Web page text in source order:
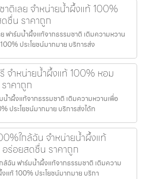
ติเลย จำหน่ายน้ำผึ้งแท้ 100%
ชื่น ราคาถูก
ฟาร์มน้ำผึ้งแท้จากธรรมชาติ เติมความหวาน
ประโยชน์มากมาย บริการส่ง
จำหน่ายน้ำผึ้งแท้ 100% หอม
าคาถูก
ำผึ้งแท้จากธรรมชาติ เติมความหวานเพื่อ
ประโยชน์มากมาย บริการส่งได้ท
ใกล้ฉัน จำหน่ายน้ำผึ้งแท้
ร่อยสดชื่น ราคาถูก
ล้ฉัน ฟาร์มน้ำผึ้งแท้จากธรรมชาติ เติมความ
แท้ 100% ประโยชน์มากมาย บริกา